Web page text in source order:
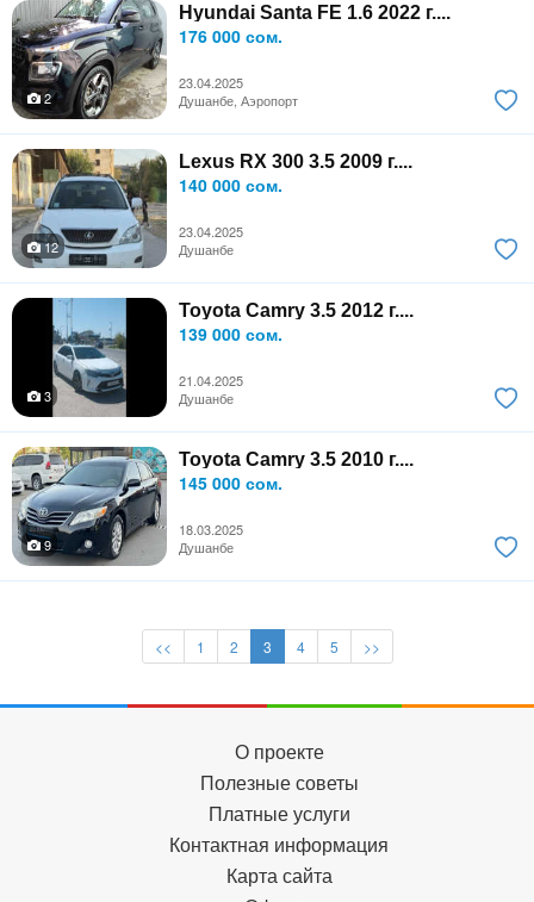
Hyundai Santa FE 1.6 2022 г....
176 000 сом.
23.04.2025
2
Душанбе, Аэропорт
Lexus RX 300 3.5 2009 г....
140 000 сом.
23.04.2025
12
Душанбе
Toyota Camry 3.5 2012 г....
139 000 сом.
21.04.2025
3
Душанбе
Toyota Camry 3.5 2010 г....
145 000 сом.
18.03.2025
9
Душанбе
<< 1 2 3 4 5 >>
О проекте
Полезные советы
Платные услуги
Контактная информация
Карта сайта